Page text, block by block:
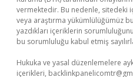
vermektedir. Bu nedenle, sitedeki
veya araştırma yükümlülüğümüz
yazdıkları içeriklerin
bu sorumluluğu kabul etmiş
Hukuka ve yasal düzenlemelere
içerikleri,